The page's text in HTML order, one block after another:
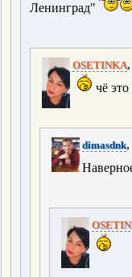
Ленинград"
OSETINKA
чё
dimasdnk,